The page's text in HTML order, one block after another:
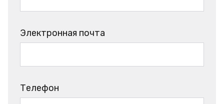
Электронная почта
Телефон